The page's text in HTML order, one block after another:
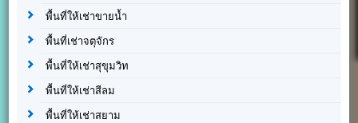
พื้นที่ให้เช่าขายน้ำ
พื้นที่เช่าจตุจักร
พื้นที่ให้เช่าสุขุมวิท
พื้นที่ให้เช่าสีลม
พื้นที่ให้เช่าสยาม